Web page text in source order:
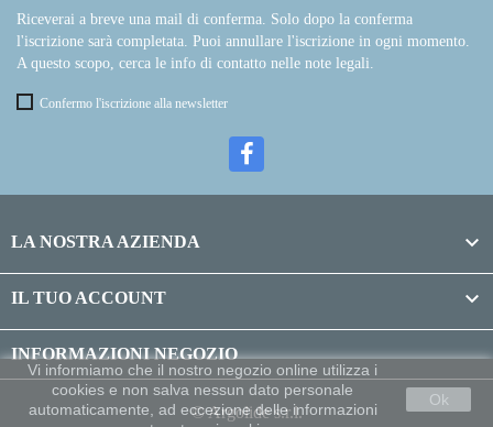
Riceverai a breve una mail di conferma. Solo dopo la conferma
l'iscrizione sarà completata. Puoi annullare l'iscrizione in ogni momento.
A questo scopo, cerca le info di contatto nelle note legali.
Confermo l'iscrizione alla newsletter
LA NOSTRA AZIENDA 
IL TUO ACCOUNT 
INFORMAZIONI NEGOZIO
Vi informiamo che il nostro negozio online utilizza i
cookies e non salva nessun dato personale
automaticamente, ad eccezione delle informazioni
Ok
© Argolide s.r.l.